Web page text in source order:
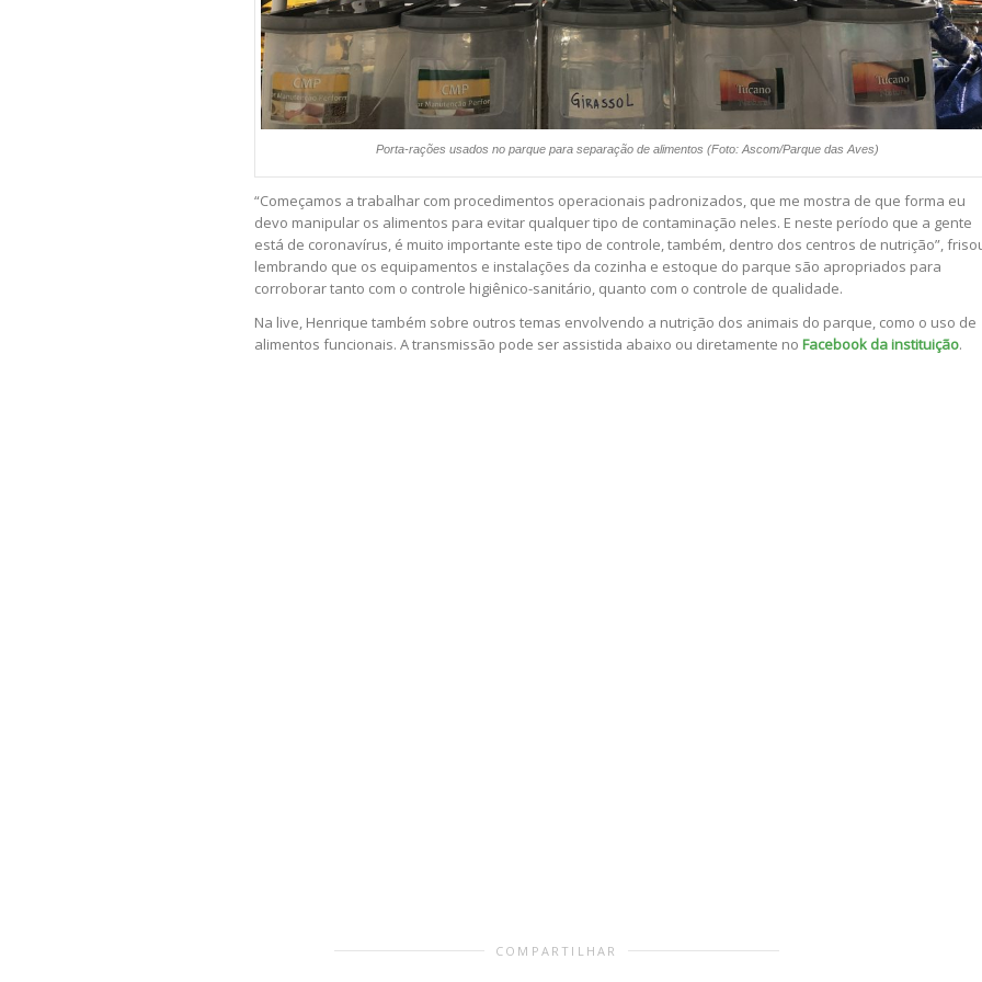
Porta-rações usados no parque para separação de alimentos (Foto: Ascom/Parque das Aves)
“Começamos a trabalhar com procedimentos operacionais padronizados, que me mostra de que forma eu
devo manipular os alimentos para evitar qualquer tipo de contaminação neles. E neste período que a gente
está de coronavírus, é muito importante este tipo de controle, também, dentro dos centros de nutrição”,
lembrando que os equipamentos e instalações da cozinha e estoque do parque são apropriados para
corroborar tanto com o controle higiênico-sanitário, quanto com o controle de qualidade.
Na live, Henrique também sobre outros temas envolvendo a nutrição dos animais do parque, como o uso de
alimentos funcionais. A transmissão pode ser assistida abaixo ou diretamente no Facebook da instituição.
COMPARTILHAR